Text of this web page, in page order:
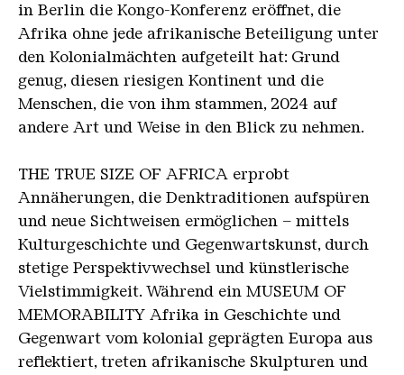
in Berlin die Kongo-Konferenz eröffnet, die
Afrika ohne jede afrikanische Beteiligung unter
den Kolonialmächten aufgeteilt hat: Grund
genug, diesen riesigen Kontinent und die
Menschen, die von ihm stammen, 2024 auf
andere Art und Weise in den Blick zu nehmen.
THE TRUE SIZE OF AFRICA erprobt
Annäherungen, die Denktraditionen aufspüren
und neue Sichtweisen ermöglichen – mittels
Kulturgeschichte und Gegenwartskunst, durch
stetige Perspektivwechsel und künstlerische
Vielstimmigkeit. Während ein MUSEUM OF
MEMORABILITY Afrika in Geschichte und
Gegenwart vom kolonial geprägten Europa aus
reflektiert, treten afrikanische Skulpturen und